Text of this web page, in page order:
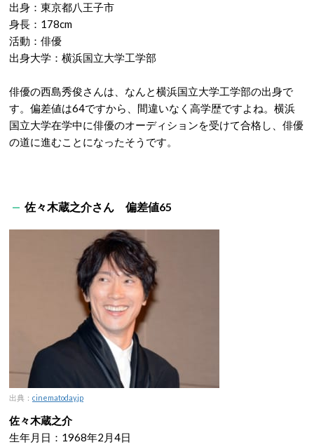
出身：東京都八王子市
身長：178cm
活動：俳優
出身大学：横浜国立大学工学部
俳優の西島秀俊さんは、なんと横浜国立大学工学部の出身で
す。偏差値は64ですから、間違いなく高学歴ですよね。横浜
国立大学在学中に俳優のオーディションを受けて合格し、俳優
の道に進むことになったそうです。
佐々木蔵之介さん 偏差値65
出典： cinematoday.jp
佐々木蔵之介
生年月日：1968年2月4日